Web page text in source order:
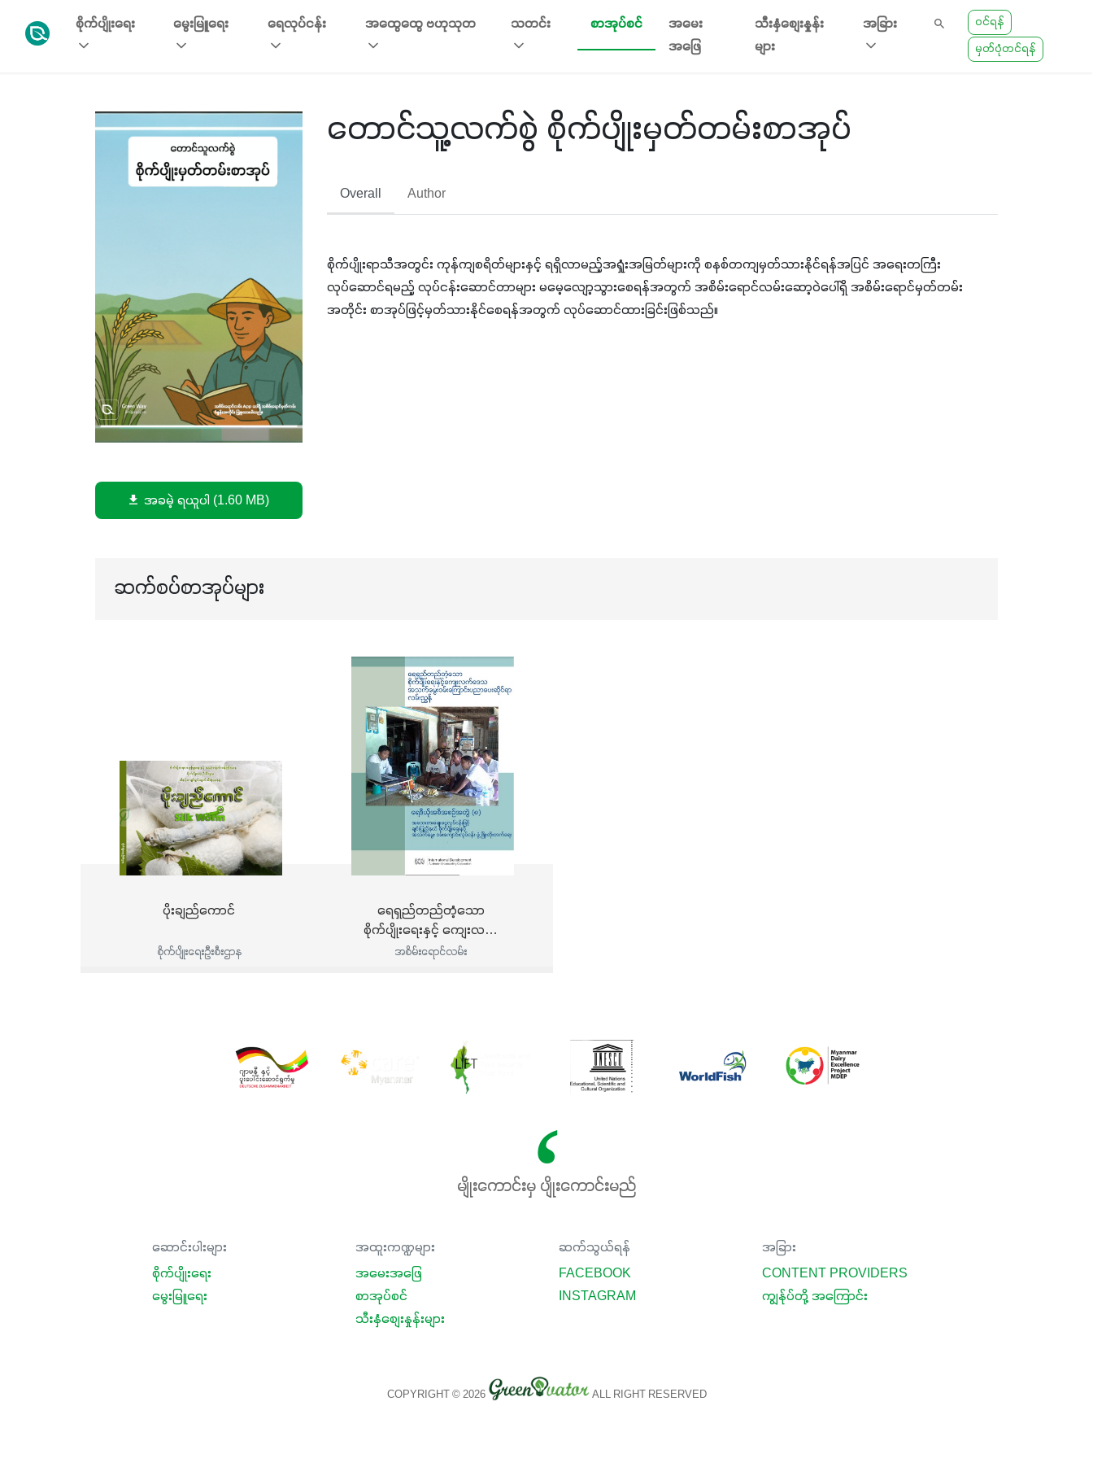
စိုက်ပျိုးရေး မွေးမြူရေး ရေလုပ်ငန်း အထွေထွေ ဗဟုသုတ သတင်း စာအုပ်စင်
အမေး
အဖြေ
သီးနှံစျေးနှုန်း
များ
အခြား
ဝင်ရန်
မှတ်ပုံတင်ရန်
အခမဲ့ ရယူပါ (1.60 MB)
တောင်သူ့လက်စွဲ စိုက်ပျိုးမှတ်တမ်းစာအုပ်
Overall Author
စိုက်ပျိုးရာသီအတွင်း ကုန်ကျစရိတ်များနှင့် ရရှိလာမည့်အရှုံးအမြတ်များကို စနစ်တကျမှတ်သားနိုင်ရန်အပြင် အရေးတကြီး
လုပ်ဆောင်ရမည့် လုပ်ငန်းဆောင်တာများ မမေ့လျော့သွားစေရန်အတွက် အစိမ်းရောင်လမ်းဆော့ဝဲပေါ်ရှိ အစိမ်းရောင်မှတ်တမ်း
အတိုင်း စာအုပ်ဖြင့်မှတ်သားနိုင်စေရန်အတွက် လုပ်ဆောင်ထားခြင်းဖြစ်သည်။
ဆက်စပ်စာအုပ်များ
ပိုးချည်ကောင်
စိုက်ပျိုးရေးဦးစီးဌာန
ရေရှည်တည်တံ့သော
စိုက်ပျိုးရေးနှင့် ကျေးလက်
ဒေသအသက်မွေးဝမ်းကြောင်း
လုပ်ငန်း ဖွံ့ဖြိုးတိုးတက်ရေး
အစိမ်းရောင်လမ်း
မျိုးကောင်းမှ ပျိုးကောင်းမည်
ဆောင်းပါးများ
စိုက်ပျိုးရေး
မွေးမြူရေး
အထူးကဏ္ဍများ
အမေးအဖြေ
စာအုပ်စင်
သီးနှံစျေးနှုန်းများ
ဆက်သွယ်ရန်
FACEBOOK
INSTAGRAM
အခြား
CONTENT PROVIDERS
ကျွန်ုပ်တို့ အကြောင်း
COPYRIGHT © 2026 ALL RIGHT RESERVED